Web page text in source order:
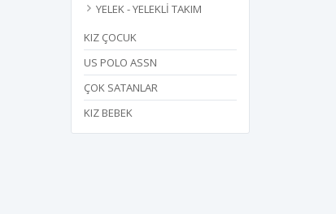
YELEK - YELEKLİ TAKIM
KIZ ÇOCUK
US POLO ASSN
ÇOK SATANLAR
KIZ BEBEK